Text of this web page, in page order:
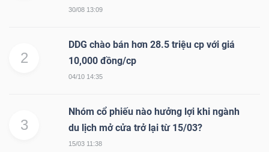
30/08 13:09
2
DDG chào bán hơn 28.5 triệu cp với giá
10,000 đồng/cp
04/10 14:35
3
Nhóm cổ phiếu nào hưởng lợi khi ngành
du lịch mở cửa trở lại từ 15/03?
15/03 11:38